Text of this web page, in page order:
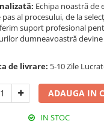
Echipa noastră de
al procesului, de la
suport profesional
dumneavoastră
de livrare: 5-10 Zile
ADAUGA IN
IN STOC